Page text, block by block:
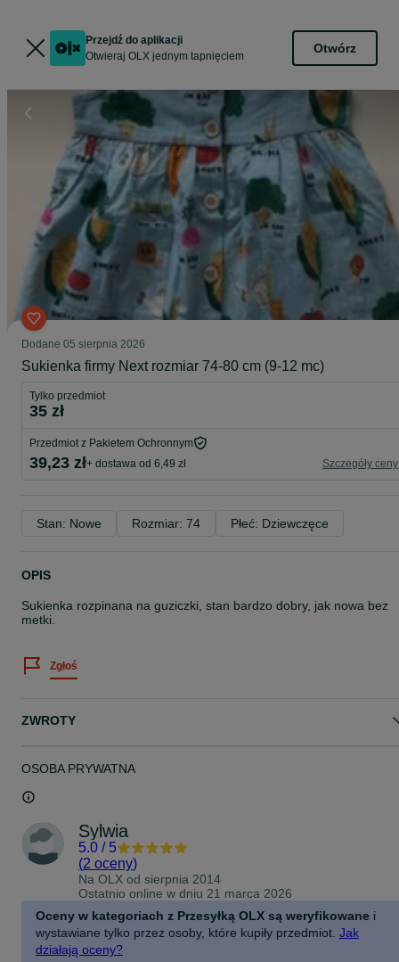
Przejdź do aplikacji
Otwieraj OLX jednym tapnięciem
Otwórz
Dodane 05 sierpnia 2026
Sukienka firmy Next rozmiar 74-80 cm (9-12 mc)
Tylko przedmiot
35 zł
Przedmiot z Pakietem Ochronnym
39,23 zł+ dostawa od 6,49 zł Szczegóły ceny
Stan: Nowe Rozmiar: 74 Płeć: Dziewczęce
OPIS
Sukienka rozpinana na guziczki, stan bardzo dobry, jak nowa bez
metki.
Zgłoś
ZWROTY
OSOBA PRYWATNA
Sylwia
5.0 / 5
(2 oceny)
Na OLX od sierpnia 2014
Ostatnio online w dniu 21 marca 2026
Oceny w kategoriach z Przesyłką OLX są weryfikowane i
wystawiane tylko przez osoby, które kupiły przedmiot. Jak
działają oceny?